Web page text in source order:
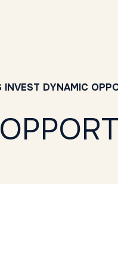
INVEST DYNAMIC